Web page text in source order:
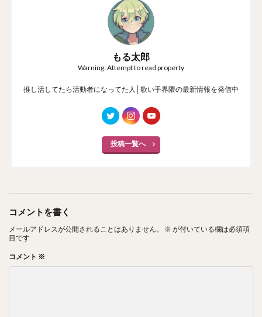
もる太郎
Warning: Attempt to read property
推し活してたら活動者になってた人│歌い手界隈の最新情報を発信中
投稿一覧へ
コメントを書く
メールアドレスが公開されることはありません。 ※ が付いている欄は必須項
目です
コメント ※